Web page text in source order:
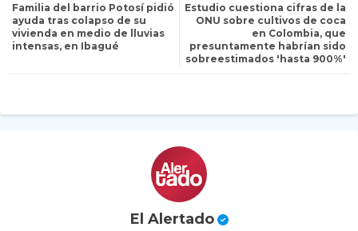
itt ats
ap
Estudio cuestiona cifras de la
ONU sobre cultivos de coca
en Colombia, que
presuntamente habrían sido
sobreestimados 'hasta 900%'
Familia del barrio Potosí pidió
ayuda tras colapso de su
vivienda en medio de lluvias
intensas, en Ibagué
El Alertado